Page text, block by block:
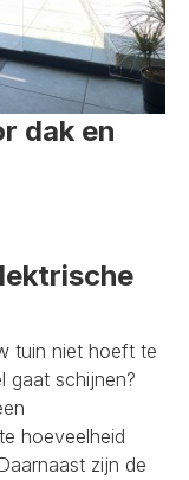
dak en
tuin niet hoeft te
gaat schijnen?
hoeveelheid
zijn de